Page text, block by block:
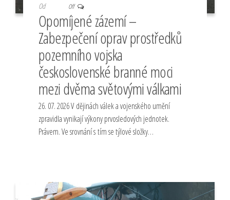
Od Off
Opomíjené zázemí –
Zabezpečení oprav prostředků
pozemního vojska
československé branné moci
mezi dvěma světovými válkami
26. 07. 2026 V dějinách válek a vojenského umění
zpravidla vynikají výkony prvosledových jednotek.
Právem. Ve srovnání s tím se týlové složky…